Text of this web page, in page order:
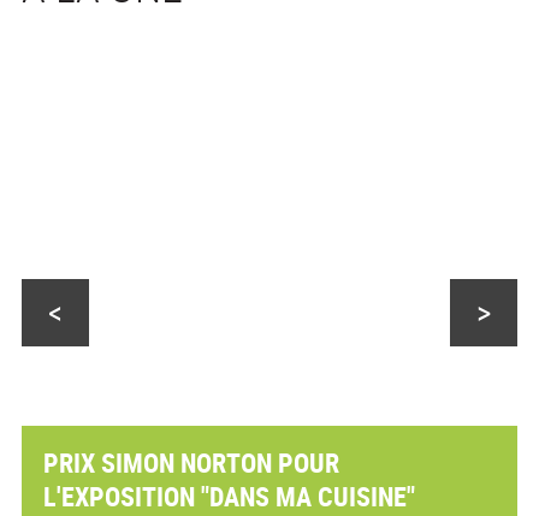
PRIX SIMON NORTON POUR
L'EXPOSITION "DANS MA CUISINE"
< >